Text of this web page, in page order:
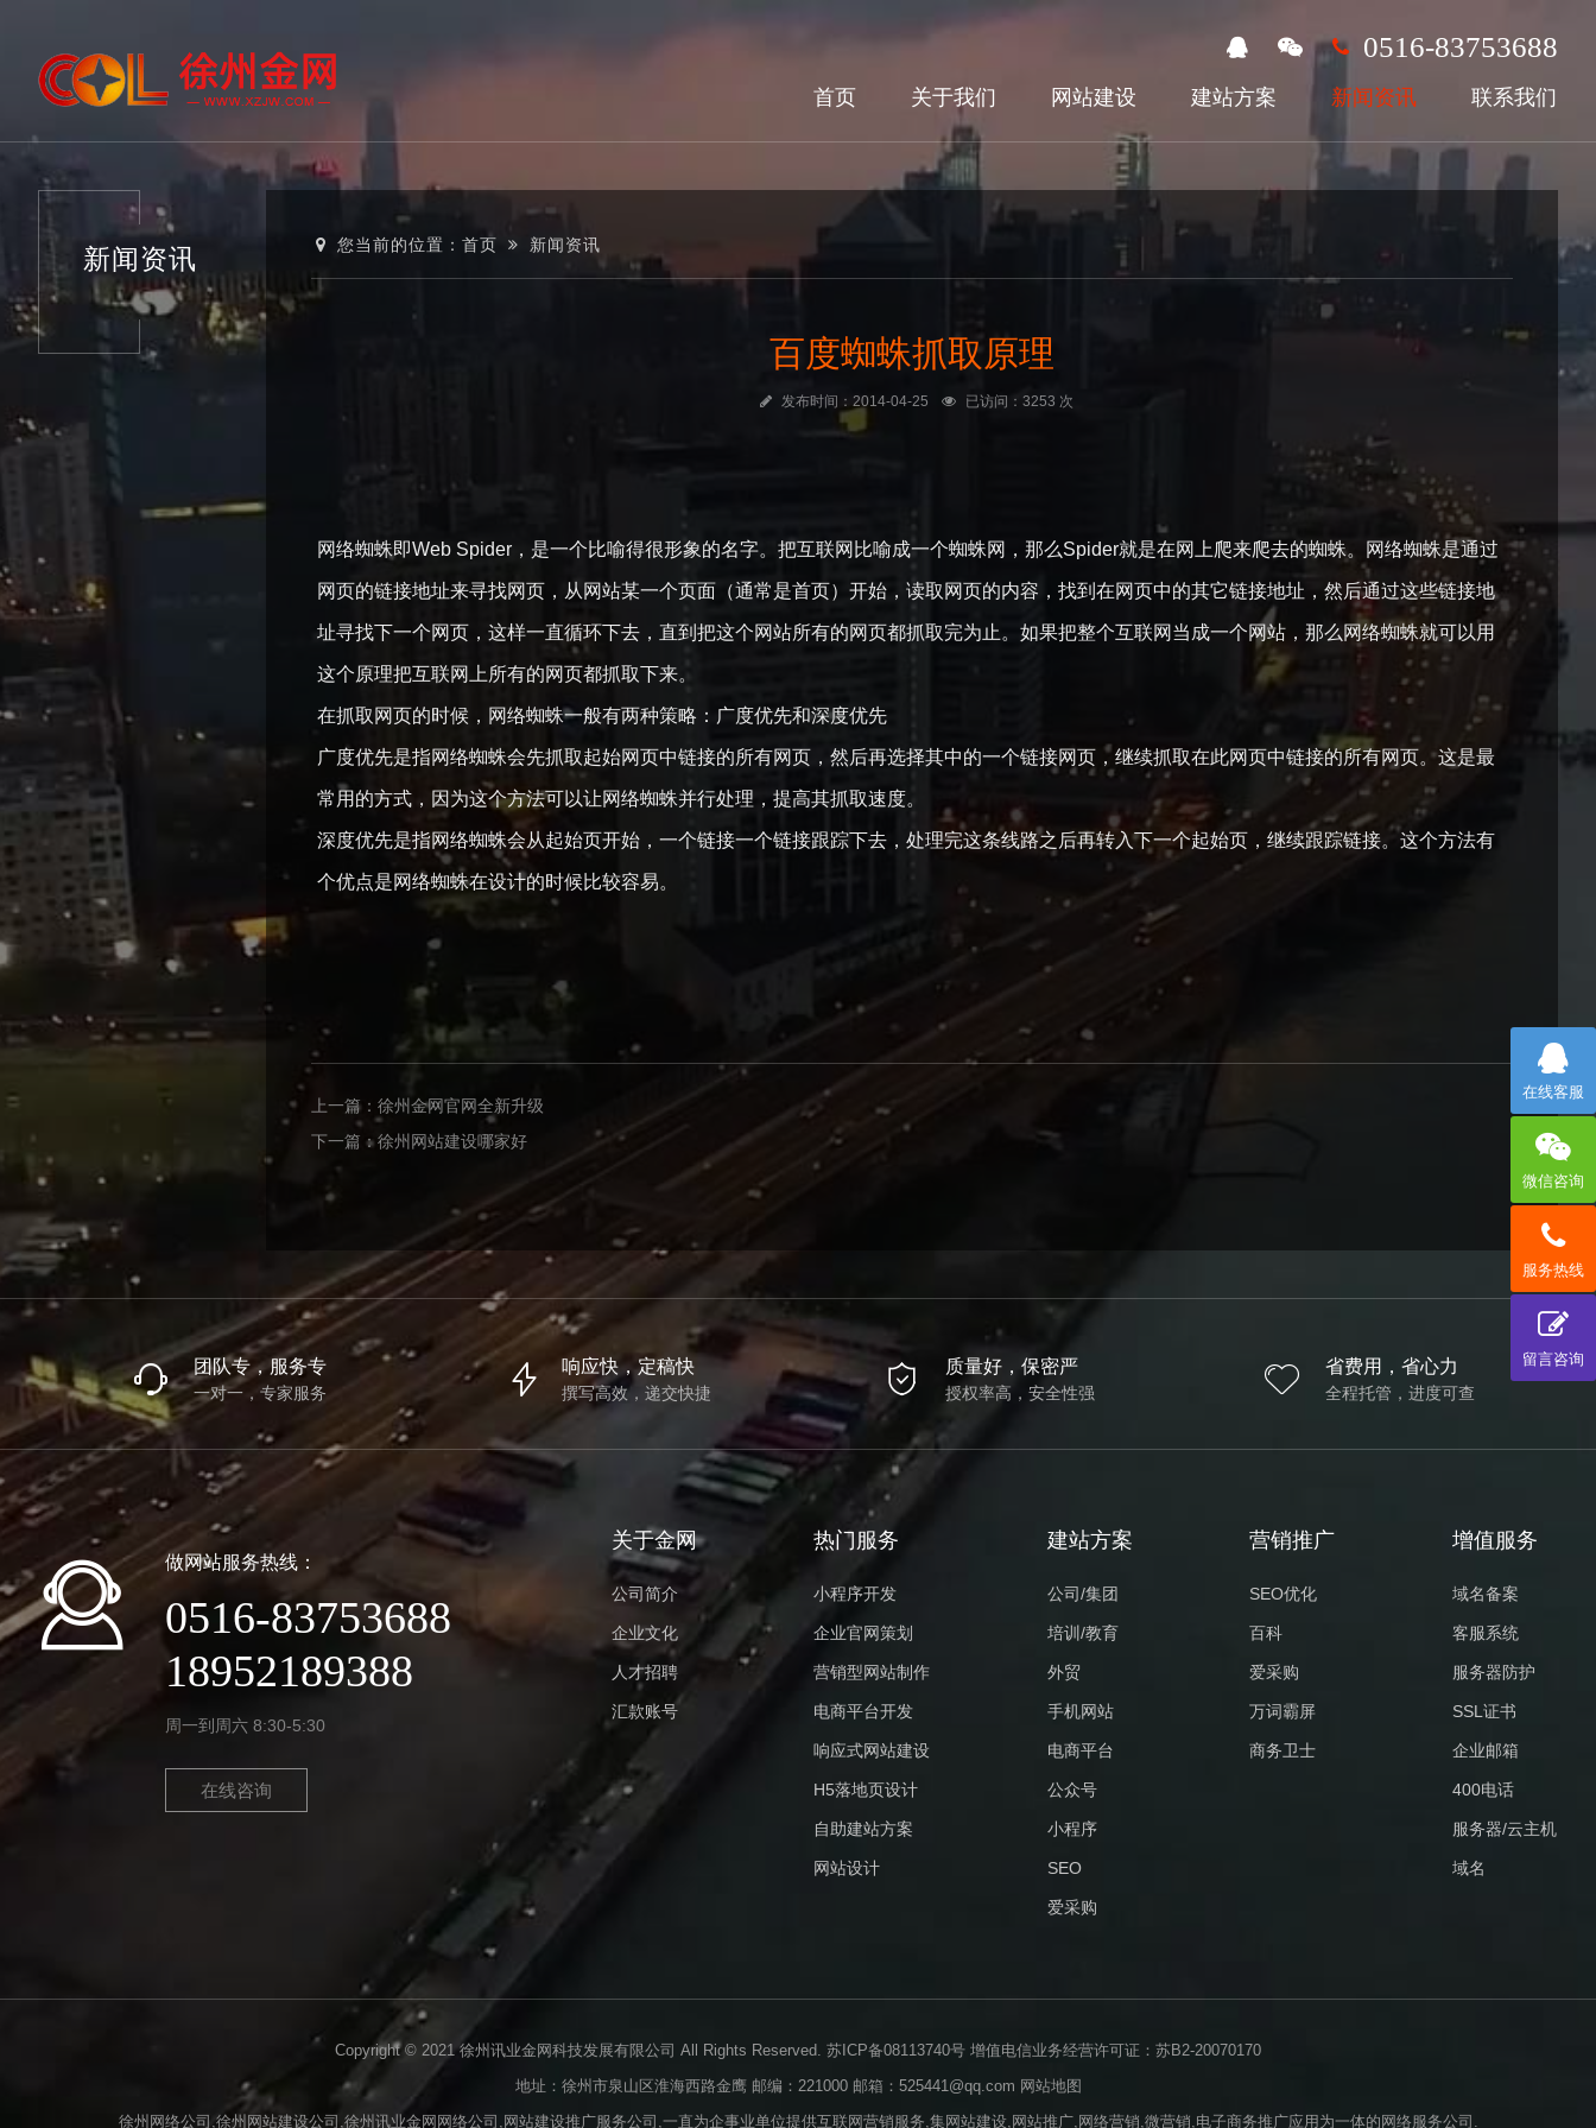
0516-83753688
首页 关于我们 网站建设 建站方案 新闻资讯 联系我们
新闻资讯 您当前的位置：首页 新闻资讯
百度蜘蛛抓取原理
发布时间：2014-04-25 已访问：3253 次
网络蜘蛛即Web Spider，是一个比喻得很形象的名字。把互联网比喻成一个蜘蛛网，那么Spider就是在网上爬来爬去的蜘蛛。网络蜘蛛是通过
网页的链接地址来寻找网页，从网站某一个页面（通常是首页）开始，读取网页的内容，找到在网页中的其它链接地址，然后通过这些链接地
址寻找下一个网页，这样一直循环下去，直到把这个网站所有的网页都抓取完为止。如果把整个互联网当成一个网站，那么网络蜘蛛就可以用
这个原理把互联网上所有的网页都抓取下来。
在抓取网页的时候，网络蜘蛛一般有两种策略：广度优先和深度优先
广度优先是指网络蜘蛛会先抓取起始网页中链接的所有网页，然后再选择其中的一个链接网页，继续抓取在此网页中链接的所有网页。这是最
常用的方式，因为这个方法可以让网络蜘蛛并行处理，提高其抓取速度。
深度优先是指网络蜘蛛会从起始页开始，一个链接一个链接跟踪下去，处理完这条线路之后再转入下一个起始页，继续跟踪链接。这个方法有
个优点是网络蜘蛛在设计的时候比较容易。
上一篇：徐州金网官网全新升级
下一篇：徐州网站建设哪家好
团队专，服务专
一对一，专家服务
响应快，定稿快
撰写高效，递交快捷
质量好，保密严
授权率高，安全性强
省费用，省心力
全程托管，进度可查
做网站服务热线：
0516-83753688
18952189388
周一到周六 8:30-5:30
在线咨询
关于金网
公司简介
企业文化
人才招聘
汇款账号
热门服务
小程序开发
企业官网策划
营销型网站制作
电商平台开发
响应式网站建设
H5落地页设计
自助建站方案
网站设计
建站方案
公司/集团
培训/教育
外贸
手机网站
电商平台
公众号
小程序
SEO
爱采购
营销推广
SEO优化
百科
爱采购
万词霸屏
商务卫士
增值服务
域名备案
客服系统
服务器防护
SSL证书
企业邮箱
400电话
服务器/云主机
域名
Copyright © 2021 徐州讯业金网科技发展有限公司 All Rights Reserved. 苏ICP备08113740号 增值电信业务经营许可证：苏B2-20070170
地址：徐州市泉山区淮海西路金鹰 邮编：221000 邮箱：525441@qq.com 网站地图
徐州网络公司,徐州网站建设公司,徐州讯业金网网络公司,网站建设推广服务公司,一直为企事业单位提供互联网营销服务,集网站建设,网站推广,网络营销,微营销,电子商务推广应用为一体的网络服务公司.
在线客服
微信咨询
服务热线
留言咨询